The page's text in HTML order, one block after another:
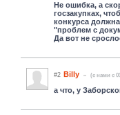
Не ошибка, а
госзакупках,
конкурса
"проблем с
Да вот не
#2 Billy (c нами с
а что, у